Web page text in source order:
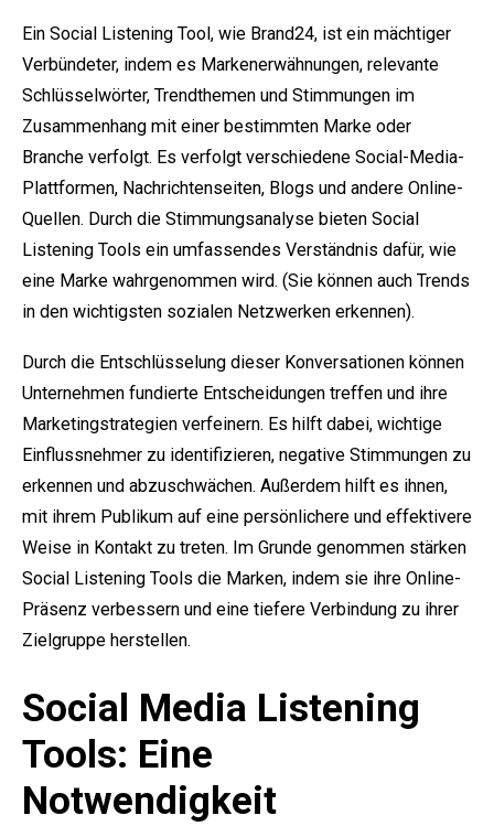
Ein Social Listening Tool, wie Brand24, ist ein mächtiger
Verbündeter, indem es Markenerwähnungen, relevante
Schlüsselwörter, Trendthemen und Stimmungen im
Zusammenhang mit einer bestimmten Marke oder
Branche verfolgt. Es verfolgt verschiedene Social-Media-
Plattformen, Nachrichtenseiten, Blogs und andere Online-
Quellen. Durch die Stimmungsanalyse bieten Social
Listening Tools ein umfassendes Verständnis dafür, wie
eine Marke wahrgenommen wird. (Sie können auch Trends
in den wichtigsten sozialen Netzwerken erkennen).
Durch die Entschlüsselung dieser Konversationen können
Unternehmen fundierte Entscheidungen treffen und ihre
Marketingstrategien verfeinern. Es hilft dabei, wichtige
Einflussnehmer zu identifizieren, negative Stimmungen zu
erkennen und abzuschwächen. Außerdem hilft es ihnen,
mit ihrem Publikum auf eine persönlichere und effektivere
Weise in Kontakt zu treten. Im Grunde genommen stärken
Social Listening Tools die Marken, indem sie ihre Online-
Präsenz verbessern und eine tiefere Verbindung zu ihrer
Zielgruppe herstellen.
Social Media Listening
Tools: Eine
Notwendigkeit